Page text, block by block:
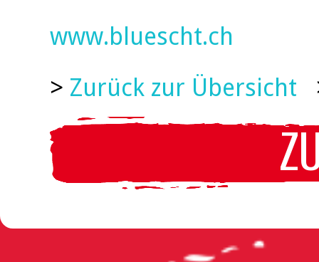
www.bluescht.ch
> Zurück zur Übersicht